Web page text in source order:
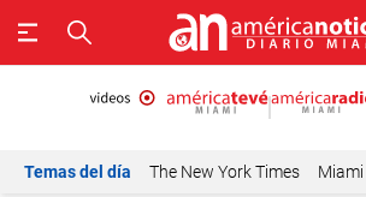
Temas del día The New York Times Miami